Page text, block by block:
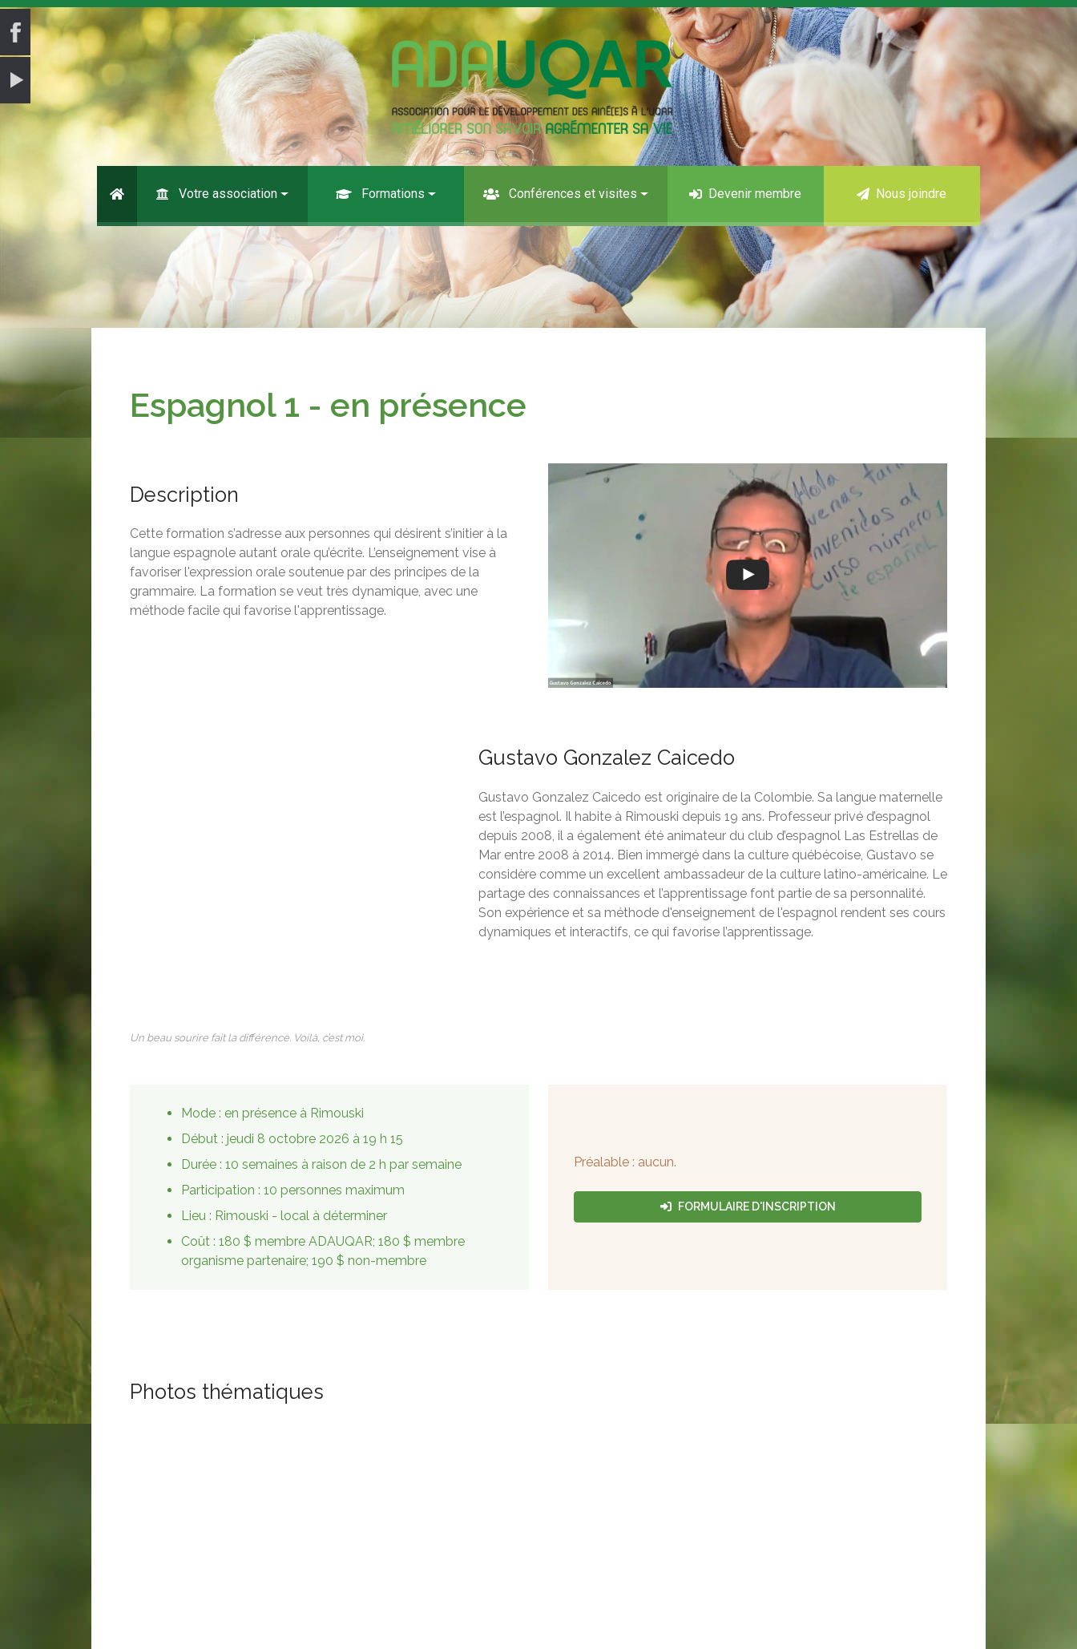
Votre association Formations Conférences et visites Devenir membre Nous joindre
Espagnol 1 - en présence
Description
Cette formation s’adresse aux personnes qui désirent s’initier à la
langue espagnole autant orale qu’écrite. L’enseignement vise à
favoriser l'expression orale soutenue par des principes de la
grammaire. La formation se veut très dynamique, avec une
méthode facile qui favorise l'apprentissage.
Gustavo Gonzalez Caicedo
Gustavo Gonzalez Caicedo est originaire de la Colombie. Sa langue maternelle
est l’espagnol. Il habite à Rimouski depuis 19 ans. Professeur privé d’espagnol
depuis 2008, il a également été animateur du club d’espagnol Las Estrellas de
Mar entre 2008 à 2014. Bien immergé dans la culture québécoise, Gustavo se
considère comme un excellent ambassadeur de la culture latino-américaine. Le
partage des connaissances et l’apprentissage font partie de sa personnalité.
Son expérience et sa méthode d'enseignement de l'espagnol rendent ses cours
dynamiques et interactifs, ce qui favorise l’apprentissage.
Un beau sourire fait la différence. Voilà, c’est moi.
Mode : en présence à Rimouski
Début : jeudi 8 octobre 2026 à 19 h 15
Durée : 10 semaines à raison de 2 h par semaine
Participation : 10 personnes maximum
Lieu : Rimouski - local à déterminer
Coût : 180 $ membre ADAUQAR; 180 $ membre
organisme partenaire; 190 $ non-membre
Préalable : aucun.
FORMULAIRE D'INSCRIPTION
Photos thématiques